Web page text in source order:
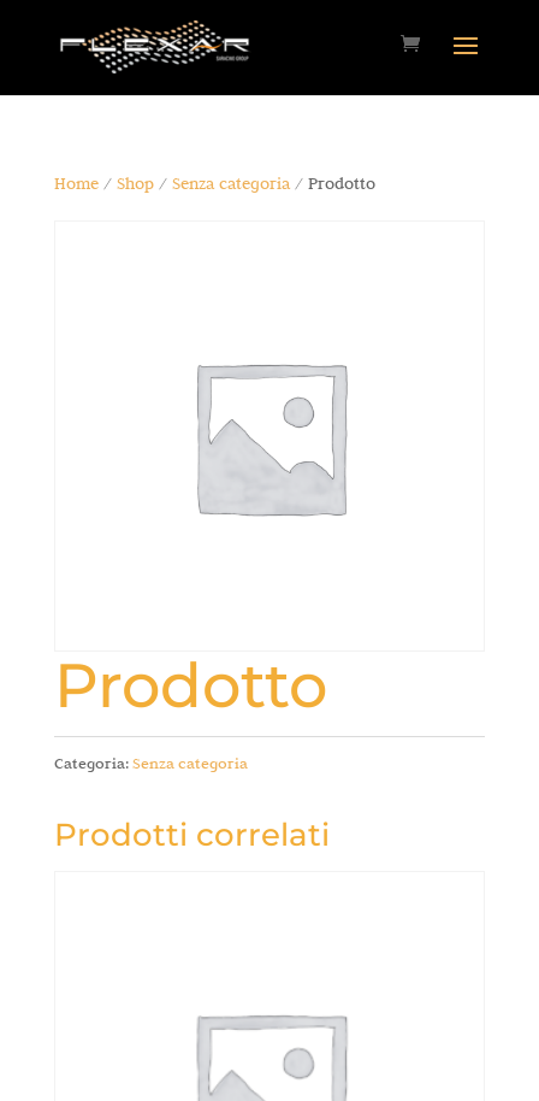
Home/ Shop/ Senza categoria/ Prodotto
Prodotto
Categoria:Senza categoria
Prodotti correlati